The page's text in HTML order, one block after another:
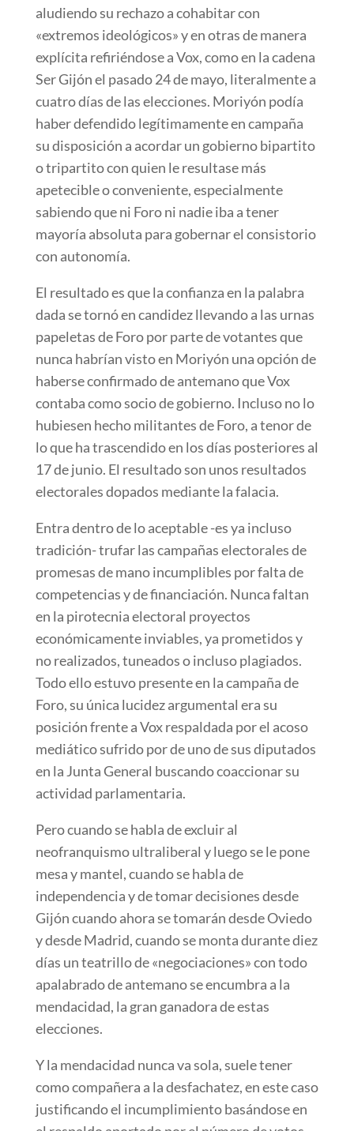
aludiendo su rechazo a cohabitar con
«extremos ideológicos» y en otras de manera
explícita refiriéndose a Vox, como en la cadena
Ser Gijón el pasado 24 de mayo, literalmente a
cuatro días de las elecciones. Moriyón podía
haber defendido legítimamente en campaña
su disposición a acordar un gobierno bipartito
o tripartito con quien le resultase más
apetecible o conveniente, especialmente
sabiendo que ni Foro ni nadie iba a tener
mayoría absoluta para gobernar el consistorio
con autonomía.
El resultado es que la confianza en la palabra
dada se tornó en candidez llevando a las urnas
papeletas de Foro por parte de votantes que
nunca habrían visto en Moriyón una opción de
haberse confirmado de antemano que Vox
contaba como socio de gobierno. Incluso no lo
hubiesen hecho militantes de Foro, a tenor de
lo que ha trascendido en los días posteriores al
17 de junio. El resultado son unos resultados
electorales dopados mediante la falacia.
Entra dentro de lo aceptable -es ya incluso
tradición- trufar las campañas electorales de
promesas de mano incumplibles por falta de
competencias y de financiación. Nunca faltan
en la pirotecnia electoral proyectos
económicamente inviables, ya prometidos y
no realizados, tuneados o incluso plagiados.
Todo ello estuvo presente en la campaña de
Foro, su única lucidez argumental era su
posición frente a Vox respaldada por el acoso
mediático sufrido por de uno de sus diputados
en la Junta General buscando coaccionar su
actividad parlamentaria.
Pero cuando se habla de excluir al
neofranquismo ultraliberal y luego se le pone
mesa y mantel, cuando se habla de
independencia y de tomar decisiones desde
Gijón cuando ahora se tomarán desde Oviedo
y desde Madrid, cuando se monta durante diez
días un teatrillo de «negociaciones» con todo
apalabrado de antemano se encumbra a la
mendacidad, la gran ganadora de estas
elecciones.
Y la mendacidad nunca va sola, suele tener
como compañera a la desfachatez, en este caso
justificando el incumplimiento basándose en